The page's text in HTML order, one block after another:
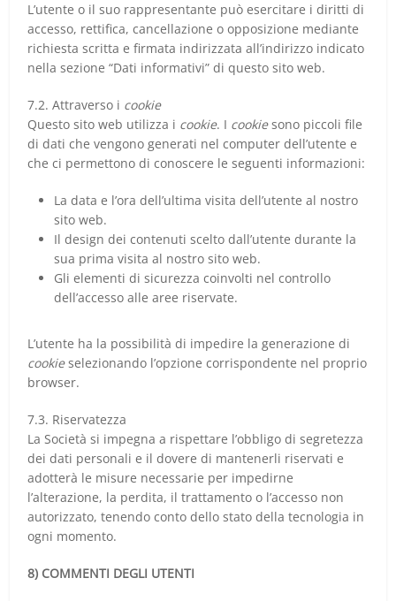
L’utente o il suo rappresentante può esercitare i diritti di
accesso, rettifica, cancellazione o opposizione mediante
richiesta scritta e firmata indirizzata all’indirizzo indicato
nella sezione “Dati informativi” di questo sito web.
7.2. Attraverso i cookie
Questo sito web utilizza i cookie. I cookiesono piccoli file
di dati che vengono generati nel computer dell’utente e
che ci permettono di conoscere le seguenti informazioni:
La data e l’ora dell’ultima visita dell’utente al nostro
sito web.
Il design dei contenuti scelto dall’utente durante la
sua prima visita al nostro sito web.
Gli elementi di sicurezza coinvolti nel controllo
dell’accesso alle aree riservate.
L’utente ha la possibilità di impedire la generazione di
cookieselezionando l’opzione corrispondente nel proprio
browser.
7.3. Riservatezza
La Società si impegna a rispettare l’obbligo di segretezza
dei dati personali e il dovere di mantenerli riservati e
adotterà le misure necessarie per impedirne
l’alterazione, la perdita, il trattamento o l’accesso non
autorizzato, tenendo conto dello stato della tecnologia in
ogni momento.
8) COMMENTI DEGLI UTENTI